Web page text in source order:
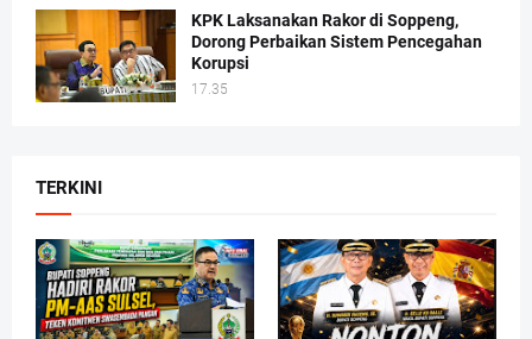
KPK Laksanakan Rakor di Soppeng,
Dorong Perbaikan Sistem Pencegahan
Korupsi
17.35
TERKINI